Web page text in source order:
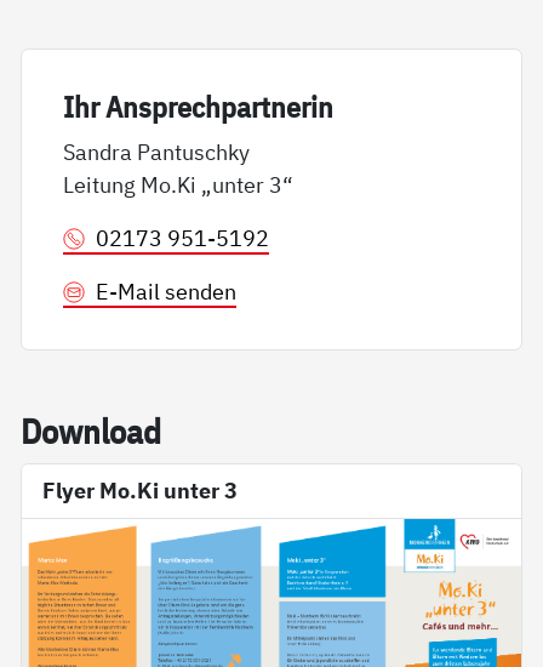
Ihr An­sp­rech­part­ne­rin
Sandra Pantuschky
Leitung Mo.Ki „unter 3“
02173 951-5192
E-Mail senden
Down­load
Flyer Mo.Ki unter 3